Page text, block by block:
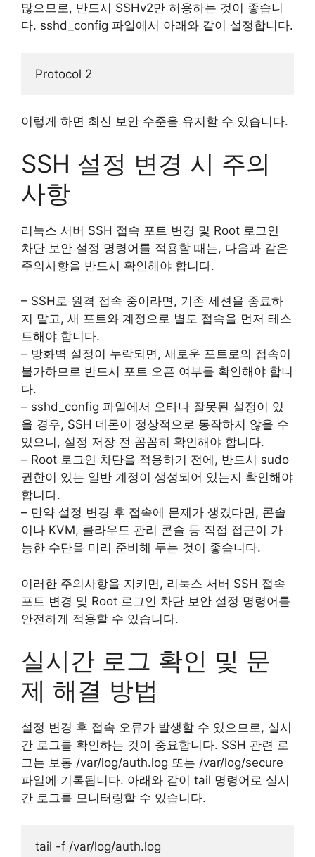
많으므로, 반드시 SSHv2만 허용하는 것이 좋습니
다. sshd_config 파일에서 아래와 같이 설정합니다.
이렇게 하면 최신 보안 수준을 유지할 수 있습니다.
SSH 설정 변경 시 주의
사항
리눅스 서버 SSH 접속 포트 변경 및 Root 로그인
차단 보안 설정 명령어를 적용할 때는, 다음과 같은
주의사항을 반드시 확인해야 합니다.
– SSH로 원격 접속 중이라면, 기존 세션을 종료하
지 말고, 새 포트와 계정으로 별도 접속을 먼저 테스
트해야 합니다.
– 방화벽 설정이 누락되면, 새로운 포트로의 접속이
불가하므로 반드시 포트 오픈 여부를 확인해야 합니
다.
– sshd_config 파일에서 오타나 잘못된 설정이 있
을 경우, SSH 데몬이 정상적으로 동작하지 않을 수
있으니, 설정 저장 전 꼼꼼히 확인해야 합니다.
– Root 로그인 차단을 적용하기 전에, 반드시 sudo
권한이 있는 일반 계정이 생성되어 있는지 확인해야
합니다.
– 만약 설정 변경 후 접속에 문제가 생겼다면, 콘솔
이나 KVM, 클라우드 관리 콘솔 등 직접 접근이 가
능한 수단을 미리 준비해 두는 것이 좋습니다.
이러한 주의사항을 지키면, 리눅스 서버 SSH 접속
포트 변경 및 Root 로그인 차단 보안 설정 명령어를
안전하게 적용할 수 있습니다.
실시간 로그 확인 및 문
제 해결 방법
설정 변경 후 접속 오류가 발생할 수 있으므로, 실시
간 로그를 확인하는 것이 중요합니다. SSH 관련 로
그는 보통 /var/log/auth.log 또는 /var/log/secure
파일에 기록됩니다. 아래와 같이 tail 명령어로 실시
간 로그를 모니터링할 수 있습니다.